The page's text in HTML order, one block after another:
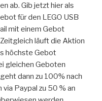
ab. Gib jetzt hier als
für den LEGO USB
mit einem Gebot
läuft die Aktion
höchste Gebot
gleichen Geboten
dann zu 100% nach
via Paypal zu 50 % an